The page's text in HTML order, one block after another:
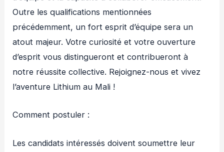
Outre les qualifications mentionnées
précédemment, un fort esprit d’équipe sera un
atout majeur. Votre curiosité et votre ouverture
d’esprit vous distingueront et contribueront à
notre réussite collective. Rejoignez-nous et vivez
l’aventure Lithium au Mali !
Comment postuler :
Les candidats intéressés doivent soumettre leur